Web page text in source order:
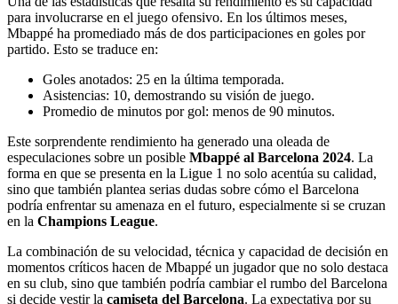
para involucrarse en el juego ofensivo. En los últimos meses,
Mbappé ha promediado más de dos participaciones en goles por
partido. Esto se traduce en:
Goles anotados: 25 en la última temporada.
Asistencias: 10, demostrando su visión de juego.
Promedio de minutos por gol: menos de 90 minutos.
Este sorprendente rendimiento ha generado una oleada de
especulaciones sobre un posible Mbappé al Barcelona 2024. La
forma en que se presenta en la Ligue 1 no solo acentúa su calidad,
sino que también plantea serias dudas sobre cómo el Barcelona
podría enfrentar su amenaza en el futuro, especialmente si se cruzan
en la Champions League.
La combinación de su velocidad, técnica y capacidad de decisión en
momentos críticos hacen de Mbappé un jugador que no solo destaca
en su club, sino que también podría cambiar el rumbo del Barcelona
si decide vestir la camiseta del Barcelona. La expectativa por su